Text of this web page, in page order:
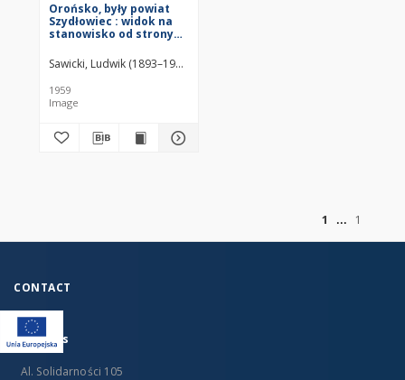
Orońsko, były powiat
Szydłowiec : widok na
stanowisko od strony
Sawicki, Ludwik (1893–1972)
1959
Image
1
1
CONTACT
Address
Al. Solidarności 105